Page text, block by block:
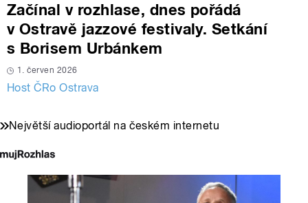
Začínal v rozhlase, dnes pořádá
v Ostravě jazzové festivaly. Setkání
s Borisem Urbánkem
1. červen 2026
Host ČRo Ostrava
Největší audioportál na českém internetu